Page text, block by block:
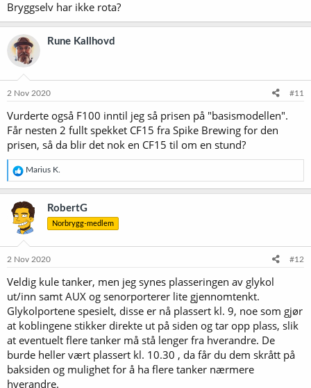
Bryggselv har ikke rota?
Rune Kallhovd
2 Nov 2020 #11
Vurderte også F100 inntil jeg så prisen på "basismodellen".
Får nesten 2 fullt spekket CF15 fra Spike Brewing for den
prisen, så da blir det nok en CF15 til om en stund?
R
e
a
k
s
j
o
e
:
Marius K.
RobertG
Norbrygg-medlem
2 Nov 2020 #12
Veldig kule tanker, men jeg synes plasseringen av glykol
ut/inn samt AUX og senorporterer lite gjennomtenkt.
Glykolportene spesielt, disse er nå plassert kl. 9, noe som gjør
at koblingene stikker direkte ut på siden og tar opp plass, slik
at eventuelt flere tanker må stå lenger fra hverandre. De
burde heller vært plassert kl. 10.30 , da får du dem skrått på
baksiden og mulighet for å ha flere tanker nærmere
hverandre.